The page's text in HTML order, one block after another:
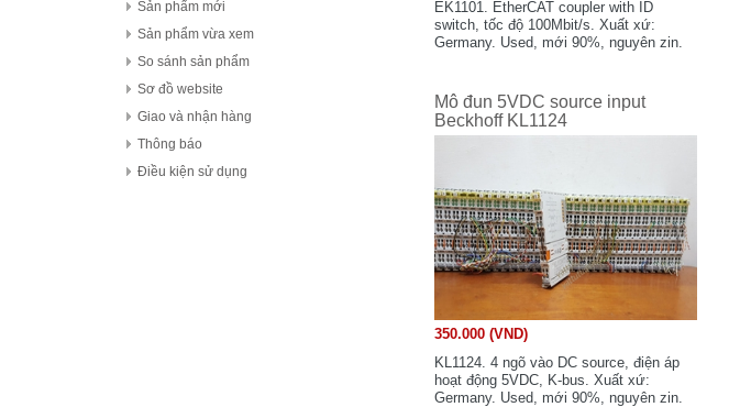
FDK Coperation
Hitachi - Japan
HCFA - China
HIOKI - Japan
HAGER
HONEYWELL
Hanyoung - Korea
Sản phẩm mới
Sản phẩm vừa xem
So sánh sản phẩm
Sơ đồ website
Giao và nhận hàng
Thông báo
Điều kiện sử dụng
EK1101. EtherCAT coupler with ID
switch, tốc độ 100Mbit/s. Xuất xứ:
Germany. Used, mới 90%, nguyên zin.
Mô đun 5VDC source input
Beckhoff KL1124
350.000 (VND)
KL1124. 4 ngõ vào DC source, điện áp
hoạt động 5VDC, K-bus. Xuất xứ:
Germany. Used, mới 90%, nguyên zin.